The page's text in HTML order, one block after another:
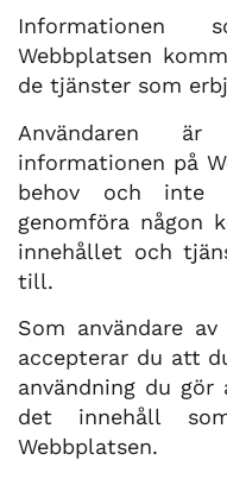
Informationen
Webbplatsen
de tjänster som
Användaren
informationen på
behov och inte
genomföra någon
innehållet och
till.
Som användare
accepterar du att
användning du
det innehåll
Webbplatsen.